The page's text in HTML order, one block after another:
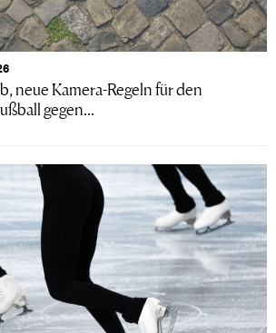
neue Kamera-Regeln für den
gegen...